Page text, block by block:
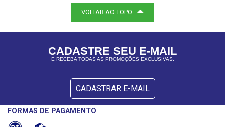
VOLTAR AO TOPO
CADASTRE SEU E-MAIL
E RECEBA TODAS AS PROMOÇÕES EXCLUSIVAS.
CADASTRAR E-MAIL
FORMAS DE PAGAMENTO